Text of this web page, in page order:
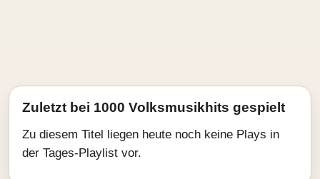
Zuletzt bei 1000 Volksmusikhits gespielt
Zu diesem Titel liegen heute noch keine Plays in
der Tages-Playlist vor.